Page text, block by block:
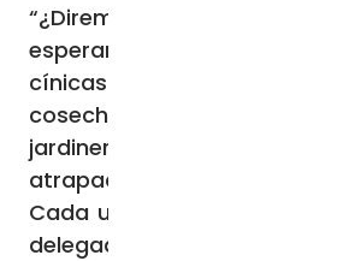
“¿Diremos palabras
esperanza, o palabras
cínicas? ¿Nuestras
cosecha o serán
jardineros del futuro o
atrapados en viejos
Cada uno de nosotros
delegados sinodales.